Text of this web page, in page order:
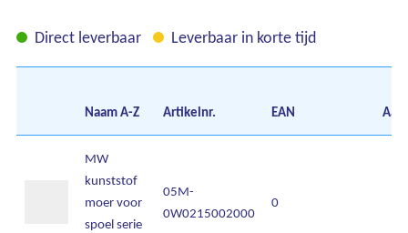
Direct leverbaar Leverbaar in korte tijd
NaamA-Z Artikelnr. EAN
MW
kunststof
moer voor
spoel serie
05M-
0W0215002000
0